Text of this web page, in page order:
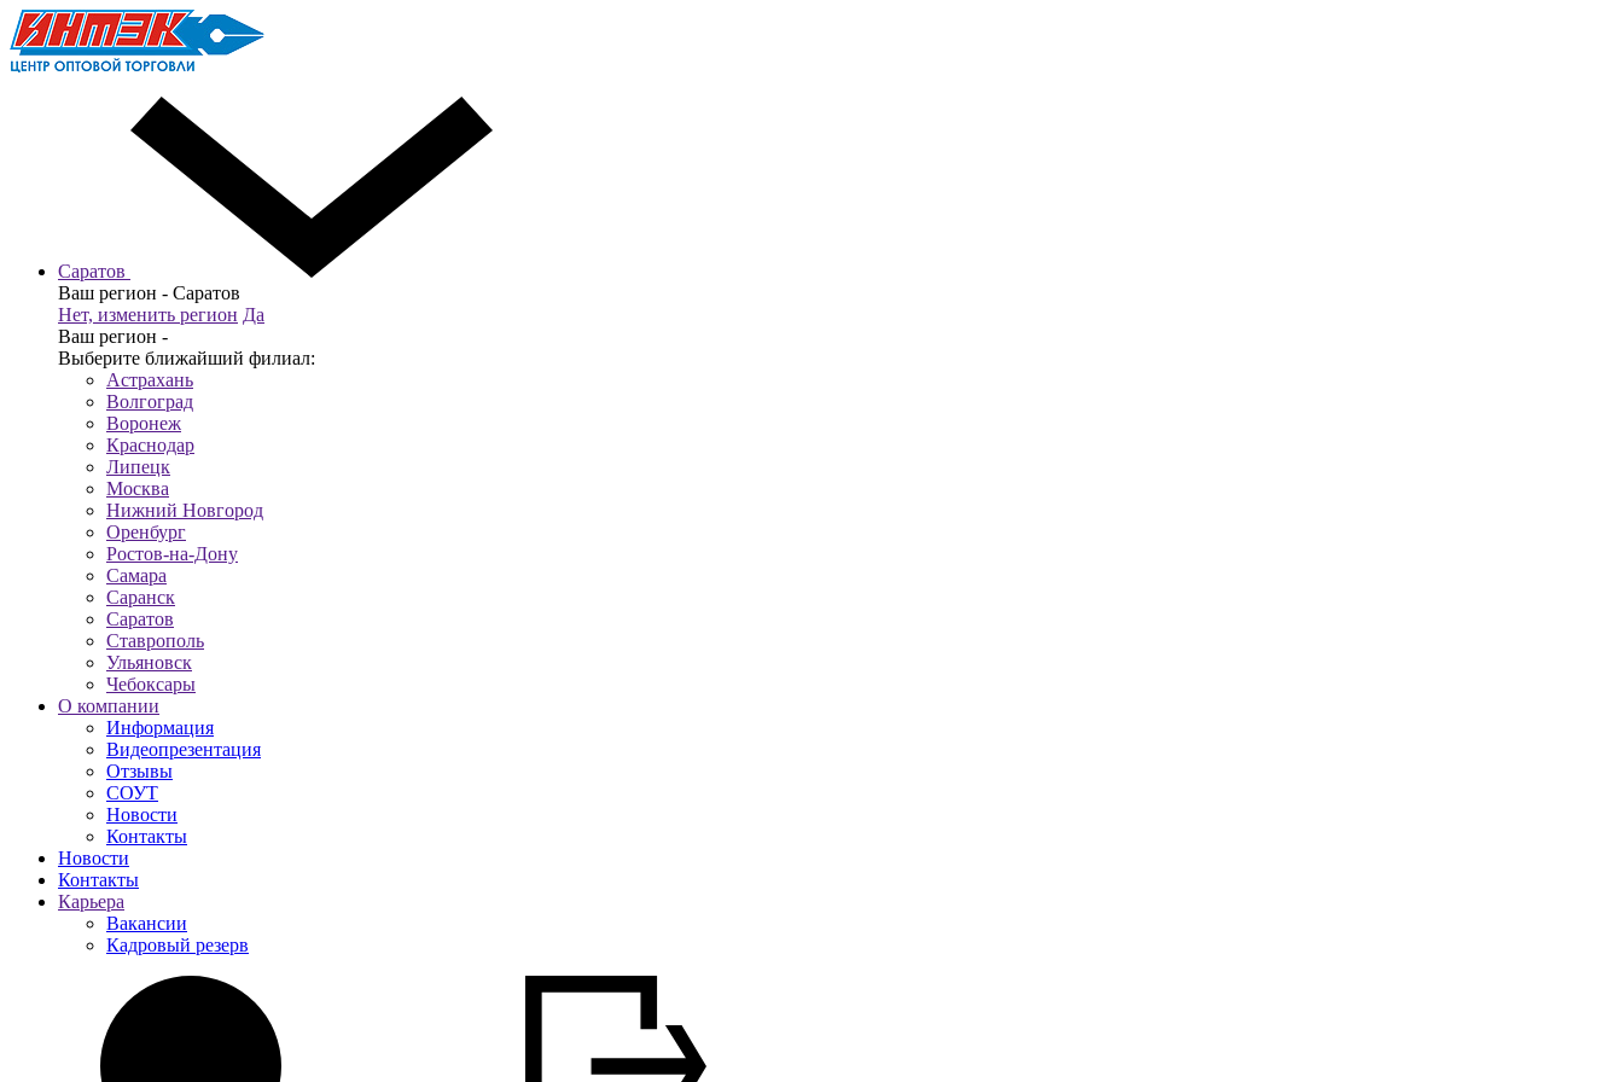
Саратов
Ваш регион - Саратов
Нет, изменить регион Да
Ваш регион -
Выберите ближайший филиал:
Астрахань
Волгоград
Воронеж
Краснодар
Липецк
Москва
Нижний Новгород
Оренбург
Ростов-на-Дону
Самара
Саранск
Саратов
Ставрополь
Ульяновск
Чебоксары
О компании
Информация
Видеопрезентация
Отзывы
СОУТ
Новости
Контакты
Новости
Контакты
Карьера
Вакансии
Кадровый резерв